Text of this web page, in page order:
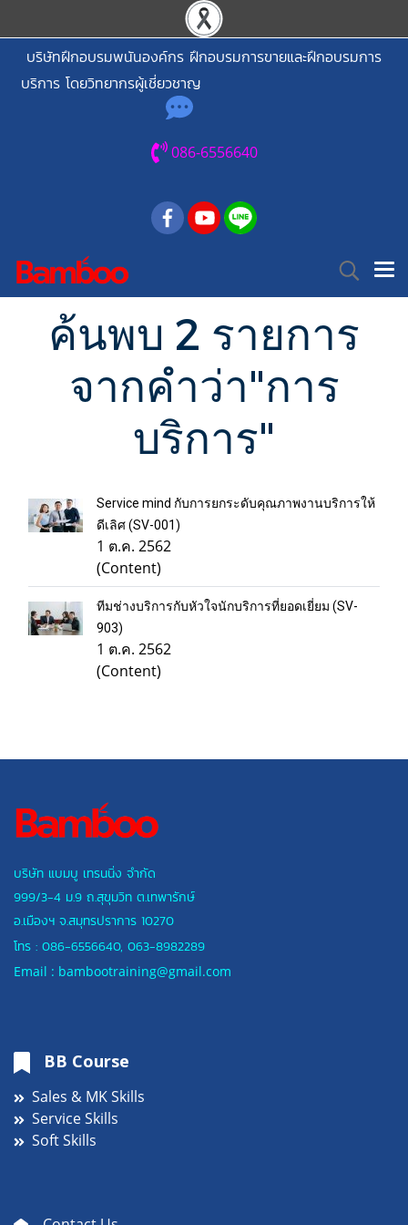
บริษัทฝึกอบรมพนันองค์กร ฝึกอบรมการขายและฝึกอบรมการ
บริการ โดยวิทยากรผู้เชี่ยวชาญ
086-6556640
ค้นพบ 2 รายการ
จากคำว่า"การ
บริการ"
Service mind กับการยกระดับคุณภาพงานบริการให้
ดีเลิศ (SV-001)
1 ต.ค. 2562
(Content)
ทีมช่างบริการกับหัวใจนักบริการที่ยอดเยี่ยม (SV-
903)
1 ต.ค. 2562
(Content)
บริษัท แบมบู เทรนนิ่ง จำกัด
999/3-4 ม.9 ถ.สุขุมวิท ต.เทพารักษ์
อ.เมืองฯ จ.สมุทรปราการ 10270
โทร : 086-6556640, 063-8982289
Email : bambootraining@gmail.com
BB Course
Sales & MK Skills
Service Skills
Soft Skills